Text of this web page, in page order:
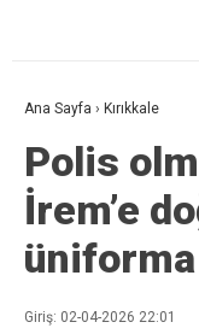
Ana Sayfa › Kırıkkale
Polis
İrem’e
Giriş: 02-04-2026 22:01